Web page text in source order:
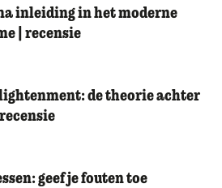
inleiding in het moderne
| recensie
de theorie achter
geef je fouten toe